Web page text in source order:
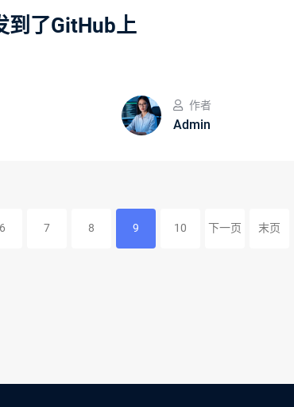
到了GitHub上
作者
Admin
6 7 8 9 10 下一页 末页